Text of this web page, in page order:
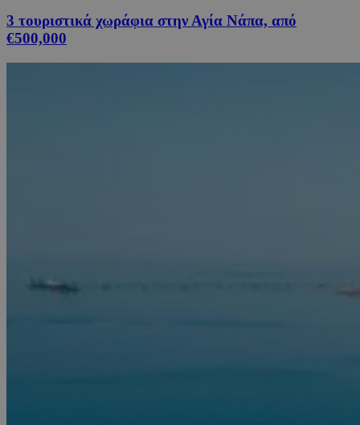
3 τουριστικά χωράφια στην Αγία Νάπα, από
€500,000